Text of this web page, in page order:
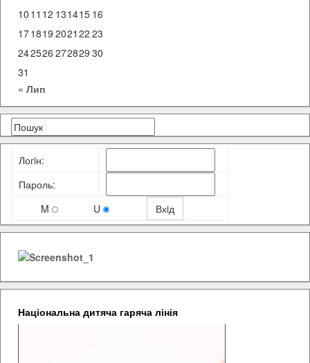
10 11 12 131415 16
171819 2021 22 23
242526 272829 30
31
« Лип
Логiн:
Пароль:
M
U
Національна дитяча гаряча лінія